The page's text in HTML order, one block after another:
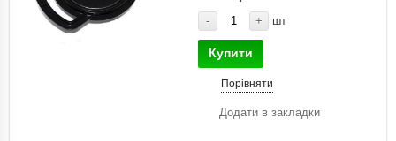
- + шт
Купити
Порівняти
Додати в закладки